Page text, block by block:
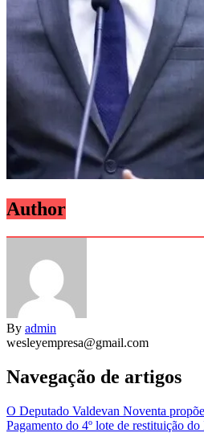
Author
By admin
wesleyempresa@gmail.com
Navegação de artigos
O Deputado Valdevan Noventa
Pagamento do 4º lote de restituição